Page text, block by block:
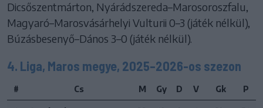
Dicsőszentmárton, Nyárádszereda–Marosoroszfalu,
Magyaró–Marosvásárhelyi Vulturii 0–3 (játék nélkül),
Búzásbesenyő–Dános 3–0 (játék nélkül).
4. Liga, Maros megye, 2025–2026-os szezon
# Cs M Gy D V Gk P